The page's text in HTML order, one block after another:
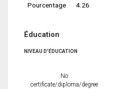
Pourcentage
4.26
Éducation
NIVEAU D'ÉDUCATION
No
certificate/diploma/degree